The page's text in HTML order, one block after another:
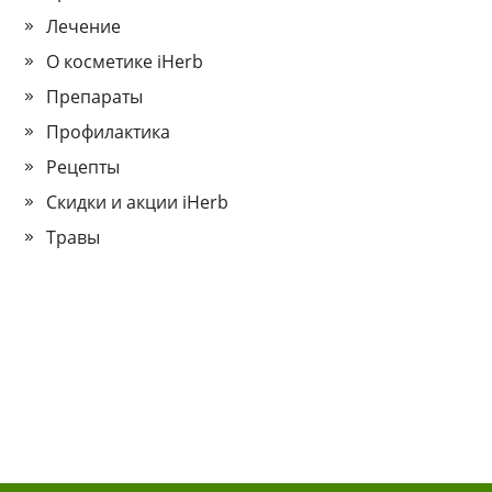
Лечение
О косметике iHerb
Препараты
Профилактика
Рецепты
Скидки и акции iHerb
Травы